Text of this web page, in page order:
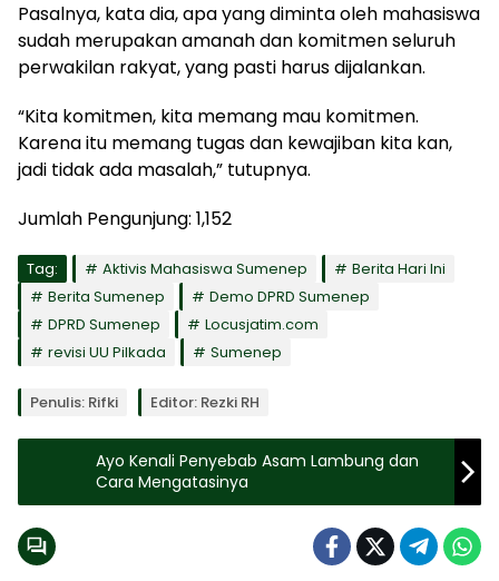
Pasalnya, kata dia, apa yang diminta oleh mahasiswa
sudah merupakan amanah dan komitmen seluruh
perwakilan rakyat, yang pasti harus dijalankan.
“Kita komitmen, kita memang mau komitmen.
Karena itu memang tugas dan kewajiban kita kan,
jadi tidak ada masalah,” tutupnya.
Jumlah Pengunjung: 1,152
Tag: Aktivis Mahasiswa Sumenep
Berita Hari Ini
Berita Sumenep
Demo DPRD Sumenep
DPRD Sumenep
Locusjatim.com
revisi UU Pilkada
Sumenep
Penulis: Rifki Editor: Rezki RH
Ayo Kenali Penyebab Asam Lambung dan
Cara Mengatasinya